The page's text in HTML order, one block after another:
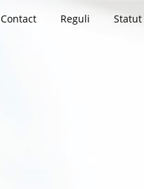
Contact Reguli Statut